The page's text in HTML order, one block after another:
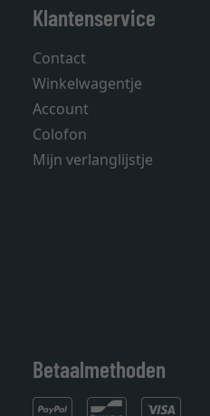
Klantenservice
Contact
Winkelwagentje
Account
Colofon
Mijn verlanglijstje
Betaalmethoden